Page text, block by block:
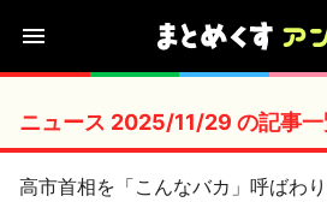
ニュース 2025/11/29 の記事
高市首相を「こんなバカ」呼ばわ